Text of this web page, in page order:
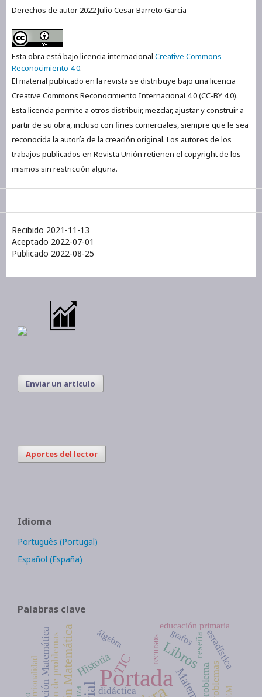
Derechos de autor 2022 Julio Cesar Barreto Garcia
Esta obra está bajo licencia internacional Creative Commons
Reconocimiento 4.0.
El material publicado en la revista se distribuye bajo una licencia
Creative Commons Reconocimiento Internacional 4.0 (CC-BY 4.0).
Esta licencia permite a otros distribuir, mezclar, ajustar y construir a
partir de su obra, incluso con fines comerciales, siempre que le sea
reconocida la autoría de la creación original. Los autores de los
trabajos publicados en Revista Unión retienen el copyright de los
mismos sin restricción alguna.
Recibido 2021-11-13
Aceptado 2022-07-01
Publicado 2022-08-25
Enviar un artículo
Aportes del lector
Idioma
Português (Portugal)
Español (España)
Palabras clave
Portada
Libros
TIC
Historia
Educación Matemática problemaproblemas
estadística
reseña
didáctica
educación primaria
álgebra recursos grafos